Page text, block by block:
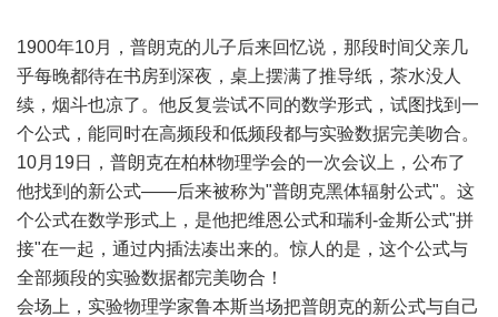
1900年10月，普朗克的儿子后来回忆说，那段时间父亲几
乎每晚都待在书房到深夜，桌上摆满了推导纸，茶水没人
续，烟斗也凉了。他反复尝试不同的数学形式，试图找到一
个公式，能同时在高频段和低频段都与实验数据完美吻合。
10月19日，普朗克在柏林物理学会的一次会议上，公布了
他找到的新公式——后来被称为"普朗克黑体辐射公式"。这
个公式在数学形式上，是他把维恩公式和瑞利-金斯公式"拼
接"在一起，通过内插法凑出来的。惊人的是，这个公式与
全部频段的实验数据都完美吻合！
会场上，实验物理学家鲁本斯当场把普朗克的新公式与自己